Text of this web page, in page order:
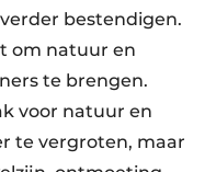
bestendigen.
om natuur en
te brengen.
voor natuur en
te vergroten, maar